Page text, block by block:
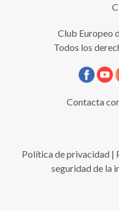
Club Europeo
Todos los
Contacta
Política de privacidad |
seguridad de la